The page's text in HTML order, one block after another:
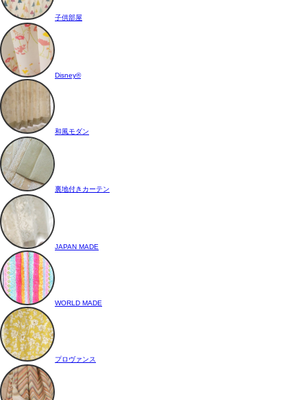
子供部屋
Disney®
和風モダン
裏地付きカーテン
JAPAN MADE
WORLD MADE
プロヴァンス